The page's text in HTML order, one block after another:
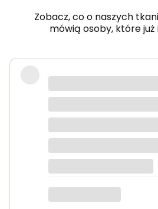
Zobacz, co o naszych
mówią osoby, które już
Bardzo dobra jakość
dokładnie takie jak
Zamówienie przyszło
Anna K.